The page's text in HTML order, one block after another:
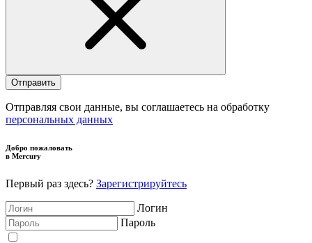
Отправляя свои данные, вы соглашаетесь на обработку
персональных данных
Добро пожаловать
в Mercury
Первый раз здесь? Зарегистрируйтесь
Логин
Пароль